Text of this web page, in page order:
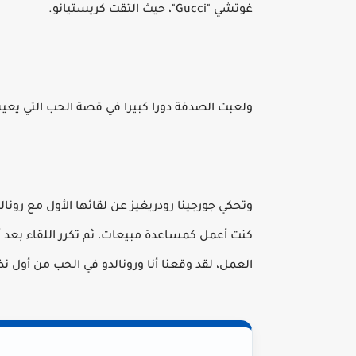
غوتشي "Gucci"، حيث التقت كريستيانو.
ولعبت الصدفة دورا كبيرا في قصة الحب التي
كنت أعمل كمساعدة مبيعات، ثم تكرر اللقاء بعد
العمل، لقد وقعنا أنا ورونالدو في الحب من أول